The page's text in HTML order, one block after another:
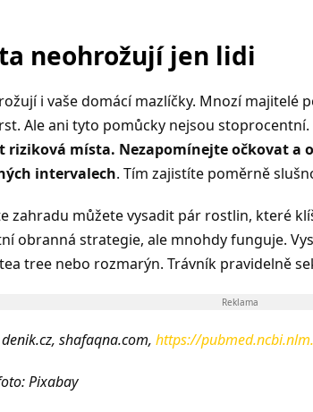
neohrožují jen lidi
i vaše domácí mazlíčky. Mnozí majitelé
Ale ani tyto pomůcky nejsou stoprocentní.
riziková místa. Nezapomínejte očkovat a
intervalech. Tím zajistíte poměrně
zahradu můžete vysadit pár rostlin, které
obranná strategie, ale mnohdy funguje.
tree nebo rozmarýn. Trávník pravidelně
Reklama
shafaqna.com, https://
Pixabay